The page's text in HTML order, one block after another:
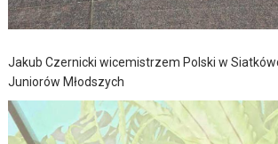
Jakub Czernicki wicemistrzem Polski w
Juniorów Młodszych